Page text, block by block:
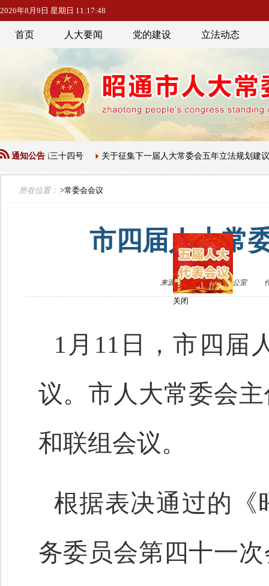
2026年8月9日 星期日 11:17:48
首页 人大要闻 党的建设 立法动态
通知公告
五届】第三十四号 关于征集下一届人大常委会五年立法规划建议项
所在位置： >常委会会议
市四届人大常
来源：市人大常委会办公室
1月11日，市四届
议。市人大常委会
和联组会议。
根据表决通过的《
务委员会第四十一